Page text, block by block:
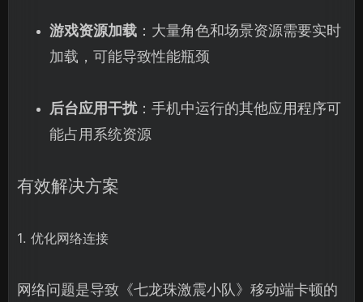
游戏资源加载：大量角色和场景资源需要实时
加载，可能导致性能瓶颈
后台应用干扰：手机中运行的其他应用程序可
能占用系统资源
有效解决方案
1. 优化网络连接
网络问题是导致《七龙珠激震小队》移动端卡顿的